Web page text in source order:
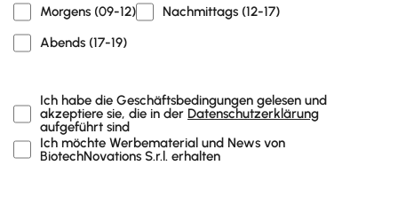
Morgens (09-12)
Nachmittags (12-17)
Abends (17-19)
Ich habe die Geschäftsbedingungen gelesen und
akzeptiere sie, die in der Datenschutzerklärung
aufgeführt sind
Ich möchte Werbematerial und News von
BiotechNovations S.r.l. erhalten